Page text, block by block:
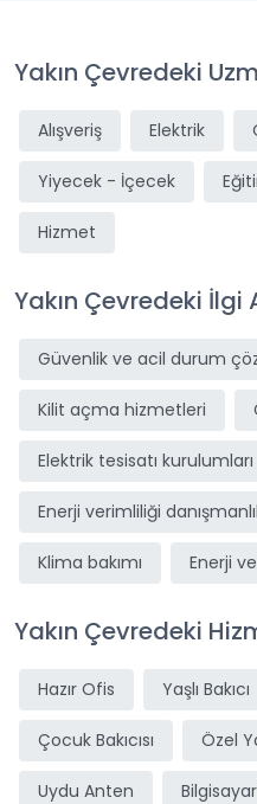
Yakın Çevredeki
Alışveriş Elektrik
Yiyecek - İçecek
Hizmet
Yakın Çevredeki İlgi
Güvenlik ve acil durum
Kilit açma hizmetleri
Elektrik tesisatı kurulumları
Enerji verimliliği
Klima bakımı Enerji
Yakın Çevredeki
Hazır Ofis Yaşlı Bakıcı
Çocuk Bakıcısı Özel
Uydu Anten